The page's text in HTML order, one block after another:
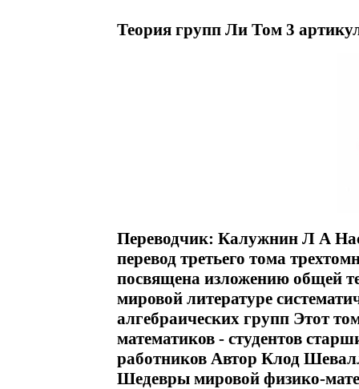
Теория групп Ли Том 3
Переводчик: Калужнин Л А
перевод третьего тома
посвящена изложению общей
мировой литературе
алгебраических групп Этот
математиков - студентов
работников Автор Клод
Шедевры мировой физико-